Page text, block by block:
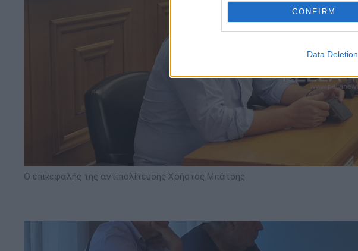
CONFIRM
Data Deletion
Ο επικεφαλής της αντιπολίτευσης Χρήστος Μπάτσης